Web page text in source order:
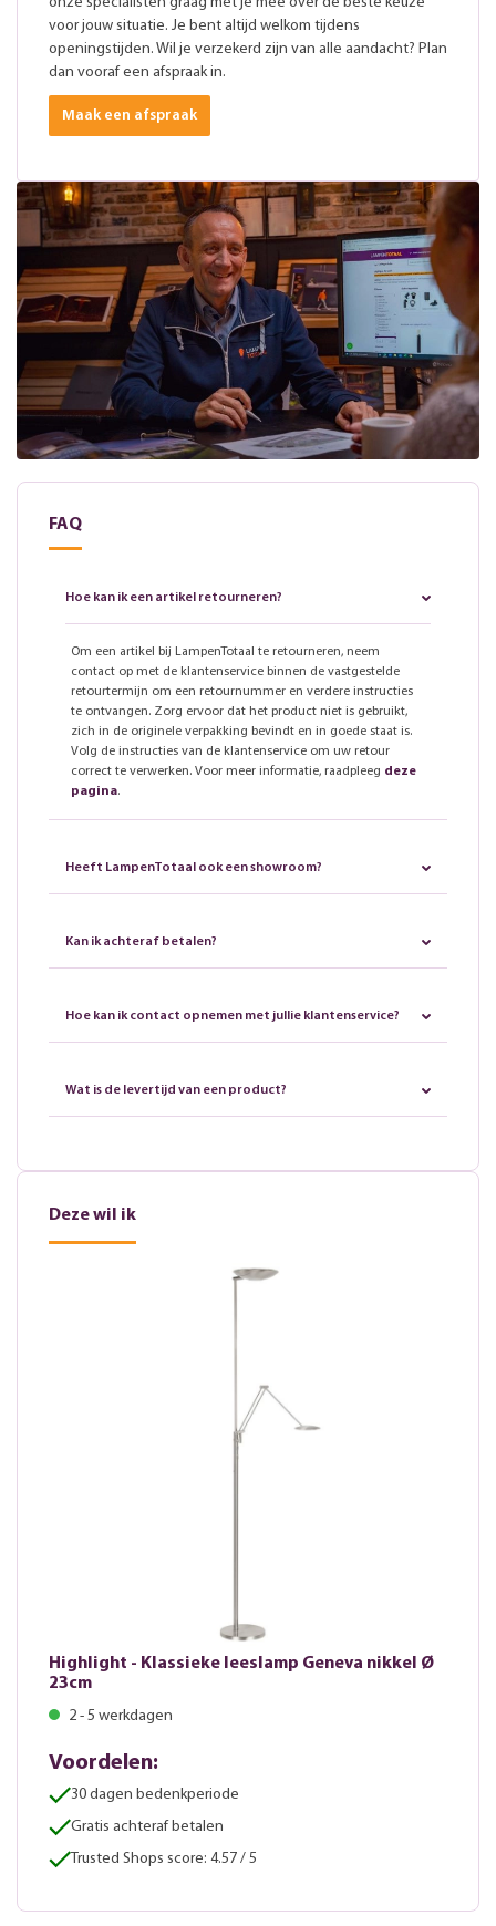
voor jouw situatie. Je bent altijd welkom tijdens
openingstijden. Wil je verzekerd zijn van alle aandacht? Plan
dan vooraf een afspraak in.
Maak een afspraak
FAQ
Hoe kan ik een artikel retourneren?
Om een artikel bij LampenTotaal te retourneren, neem
contact op met de klantenservice binnen de vastgestelde
retourtermijn om een retournummer en verdere instructies
te ontvangen. Zorg ervoor dat het product niet is gebruikt,
zich in de originele verpakking bevindt en in goede staat is.
Volg de instructies van de klantenservice om uw retour
correct te verwerken. Voor meer informatie, raadpleeg deze
pagina.
Heeft LampenTotaal ook een showroom?
Kan ik achteraf betalen?
Hoe kan ik contact opnemen met jullie klantenservice?
Wat is de levertijd van een product?
Deze wil ik
Highlight - Klassieke leeslamp Geneva nikkel Ø
23cm
2 - 5 werkdagen
Voordelen:
30 dagen bedenkperiode
Gratis achteraf betalen
Trusted Shops score: 4.57 / 5